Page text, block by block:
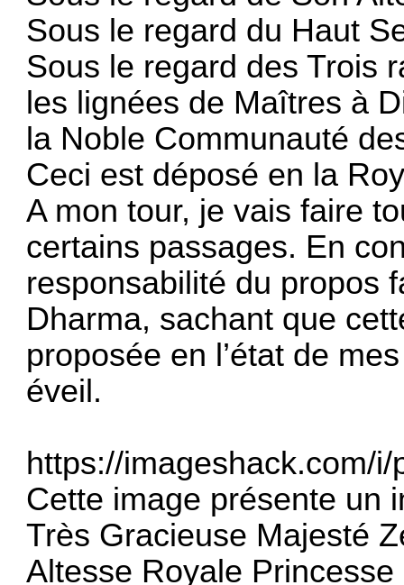
Sous le regard du Haut
Sous le regard des Trois
les lignées de Maîtres à
la Noble Communauté
Ceci est déposé en la
A mon tour, je vais faire
certains passages. En
responsabilité du propos
Dharma, sachant que
proposée en l’état de
éveil.
https://imageshack.com/i/
Cette image présente un
Très Gracieuse Majesté
Altesse Royale